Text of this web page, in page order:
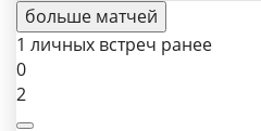
больше матчей
1 личных встреч ранее
0
2